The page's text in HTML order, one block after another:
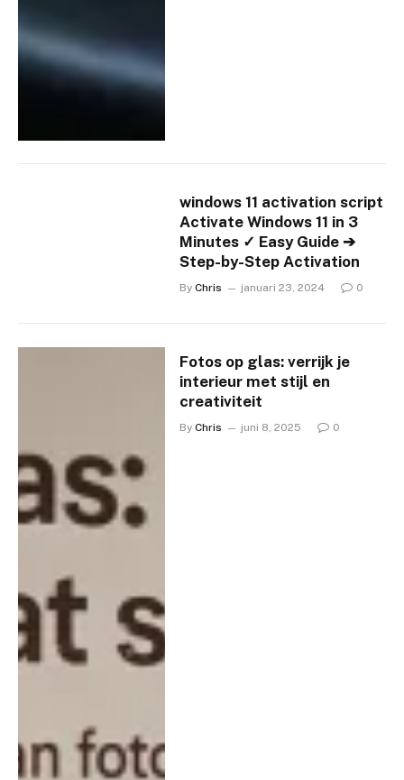
windows 11 activation script
Activate Windows 11 in 3
Minutes ✓ Easy Guide ➔
Step-by-Step Activation
By Chris januari 23, 2024 0
Fotos op glas: verrijk je
interieur met stijl en
creativiteit
By Chris juni 8, 2025 0